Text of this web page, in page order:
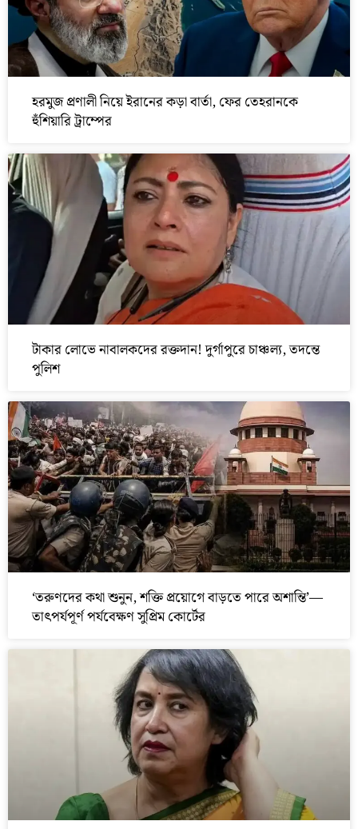
হরমুজ প্রণালী নিয়ে ইরানের কড়া বার্তা, ফের তেহরানকে
হুঁশিয়ারি ট্রাম্পের
টাকার লোভে নাবালকদের রক্তদান! দুর্গাপুরে চাঞ্চল্য, তদন্তে
পুলিশ
‘তরুণদের কথা শুনুন, শক্তি প্রয়োগে বাড়তে পারে অশান্তি’—
তাৎপর্যপূর্ণ পর্যবেক্ষণ সুপ্রিম কোর্টের